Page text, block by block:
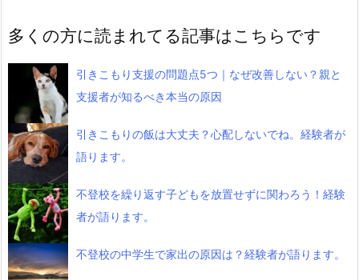
多くの方に読まれてる記事はこちらです
引きこもり支援の問題点5つ｜なぜ改善しない？親と
支援者が知るべき本当の原因
引きこもりの飯は大丈夫？心配しないでね。経験者が
語ります。
不登校を繰り返す子どもを放置せずに関わろう！経験
者が語ります。
不登校の中学生で家出の原因は？経験者が語ります。